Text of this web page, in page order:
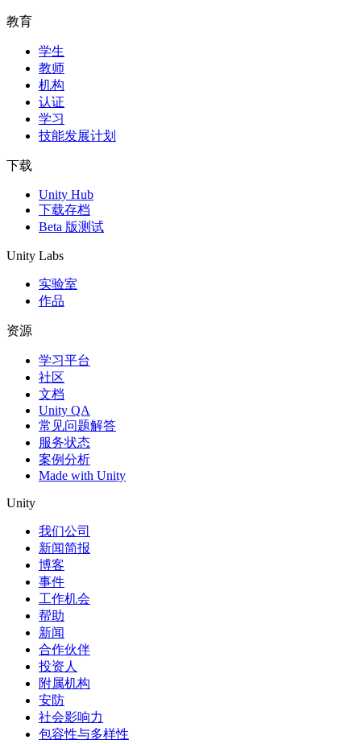
使用 Unity 打造移动端爆款游戏
独立游戏
小团队也能做出大游戏
XR 游戏
跨平台发布 XR 游戏
多人游戏
简化多人游戏开发
新闻、故事和新闻中心
教育
学生
教师
机构
认证
学习
技能发展计划
下载
Unity Hub
下载存档
Beta 版测试
Unity Labs
实验室
作品
资源
学习平台
社区
文档
Unity QA
常见问题解答
服务状态
案例分析
Made with Unity
Unity
我们公司
新闻简报
博客
事件
工作机会
帮助
新闻
合作伙伴
投资人
附属机构
安防
社会影响力
包容性与多样性